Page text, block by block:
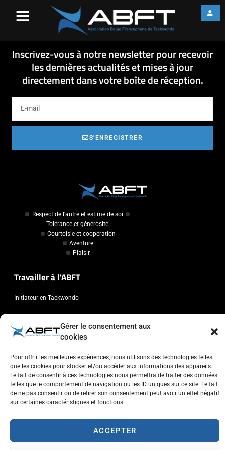
Gérer le consentement aux
cookies
Pour offrir les meilleures expériences, nous utilisons des technologies telles
que les cookies pour stocker et/ou accéder aux informations des appareils.
Le fait de consentir à ces technologies nous permettra de traiter des données
telles que le comportement de navigation ou les ID uniques sur ce site. Le fait
de ne pas consentir ou de retirer son consentement peut avoir un effet négatif
sur certaines caractéristiques et fonctions.
ACCEPTER
Inscrivez-vous à notre newsletter pour recevoir
les dernières actualités et mises à jour
directement dans votre boîte de réception.
S'ENREGISTRER
Respect de l'autre et estime de soi
Tolérance et générosité
Courtoisie et coopération
Aventure
Plaisir
Travailler à l'ABFT
Initiateur en Taekwondo
Chaussée de Wavre, 2057 - 1160 Auderghem
info@abft.be
+32 (0)2 347 34 77